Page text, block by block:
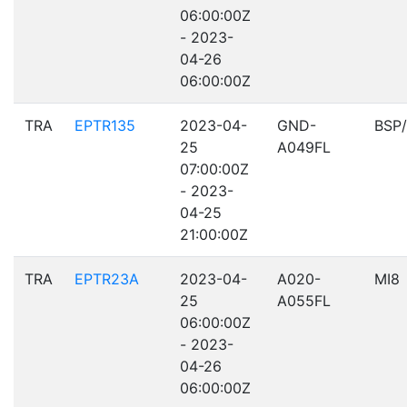
06:00:00Z
- 2023-
04-26
06:00:00Z
TRA EPTR135
2023-04-
25
07:00:00Z
- 2023-
04-25
21:00:00Z
GND-
A049FL
TRA EPTR23A
2023-04-
25
06:00:00Z
- 2023-
04-26
06:00:00Z
A020-
A055FL
MI8